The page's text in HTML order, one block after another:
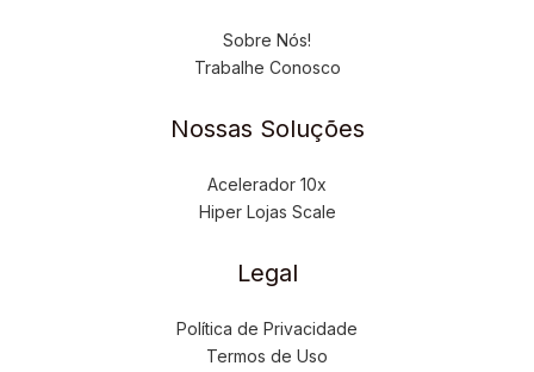
Sobre Nós!
Trabalhe Conosco
Nossas Soluções
Acelerador 10x
Hiper Lojas Scale
Legal
Política de Privacidade
Termos de Uso